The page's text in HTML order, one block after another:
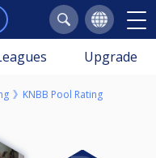
Upgrade
KNBB Pool Rating